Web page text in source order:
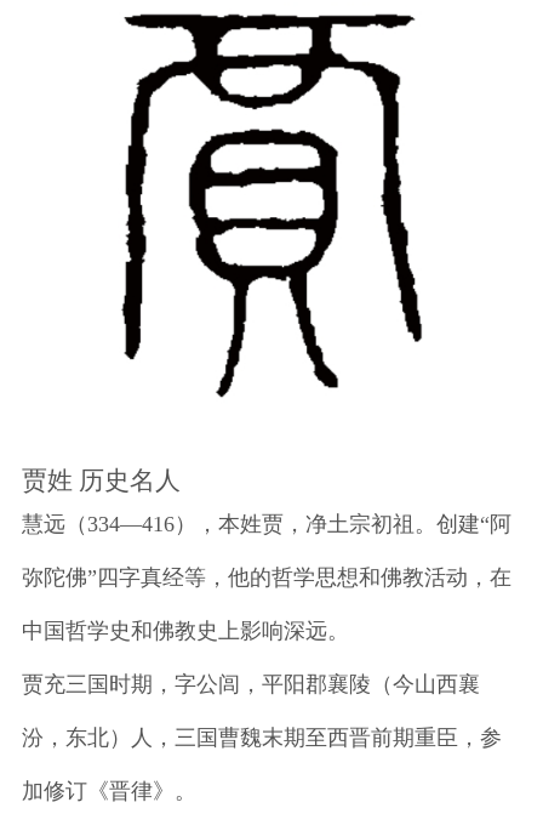
贾姓 历史名人
慧远（334—416），本姓贾，净土宗初祖。创建“阿
弥陀佛”四字真经等，他的哲学思想和佛教活动，在
中国哲学史和佛教史上影响深远。
贾充三国时期，字公闾，平阳郡襄陵（今山西襄
汾，东北）人，三国曹魏末期至西晋前期重臣，参
加修订《晋律》。